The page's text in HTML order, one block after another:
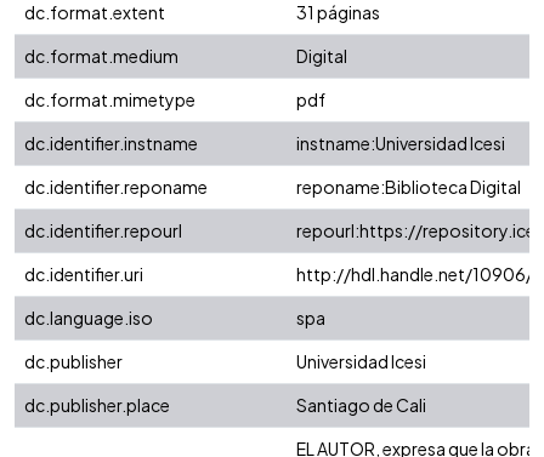
dc.format.extent
31 páginas
dc.format.medium
Digital
dc.format.mimetype
pdf
dc.identifier.instname
instname:Universidad Icesi
dc.identifier.reponame
reponame:Biblioteca Digital
dc.identifier.repourl
repourl:https://
dc.identifier.uri
http://hdl.handle.net/10906/
dc.language.iso
spa
dc.publisher
Universidad Icesi
dc.publisher.place
Santiago de Cali
EL AUTOR, expresa que la